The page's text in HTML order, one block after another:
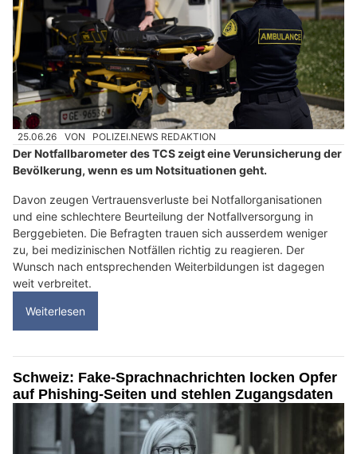
25.06.26 VON POLIZEI.NEWS REDAKTION
Der Notfallbarometer des TCS zeigt eine Verunsicherung der
Bevölkerung, wenn es um Notsituationen geht.
Davon zeugen Vertrauensverluste bei Notfallorganisationen
und eine schlechtere Beurteilung der Notfallversorgung in
Berggebieten. Die Befragten trauen sich ausserdem weniger
zu, bei medizinischen Notfällen richtig zu reagieren. Der
Wunsch nach entsprechenden Weiterbildungen ist dagegen
weit verbreitet.
Weiterlesen
Schweiz: Fake-Sprachnachrichten locken Opfer
auf Phishing-Seiten und stehlen Zugangsdaten